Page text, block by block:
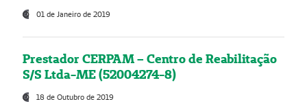
01 de Janeiro de 2019
Prestador CERPAM – Centro de Reabilitação
S/S Ltda-ME (52004274-8)
18 de Outubro de 2019